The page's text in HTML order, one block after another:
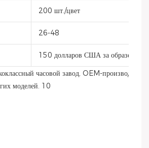
200 шт./цвет
26-48
150 долларов США за образец,